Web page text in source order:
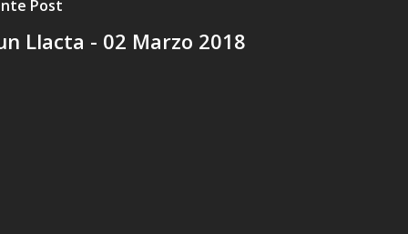
Post
Llacta - 02 Marzo 2018